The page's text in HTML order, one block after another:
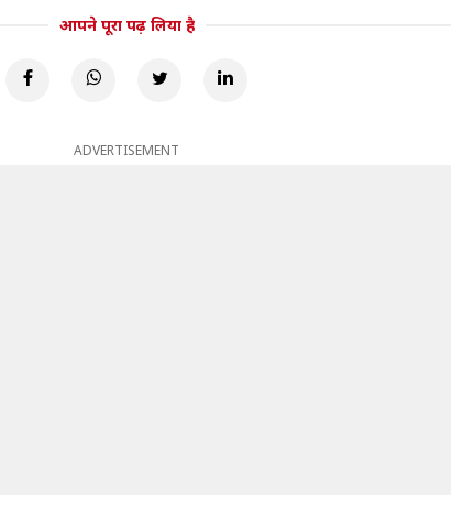
आपने पूरा पढ़ लिया है
ADVERTISEMENT